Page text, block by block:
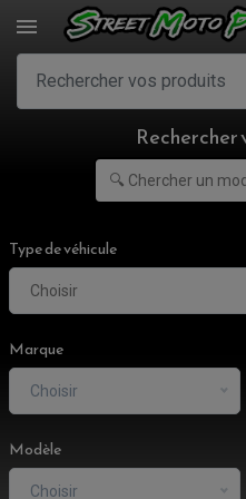
Rechercher
Type de véhicule
Choisir
Marque
Choisir
Modèle
Choisir